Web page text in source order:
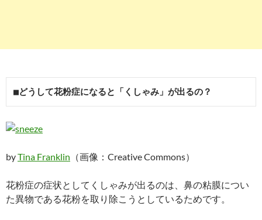
■どうして花粉症になると「くしゃみ」が出るの？
byTina Franklin （画像：Creative Commons）
花粉症の症状としてくしゃみが出るのは、鼻の粘膜につい
た異物である花粉を取り除こうとしているためです。